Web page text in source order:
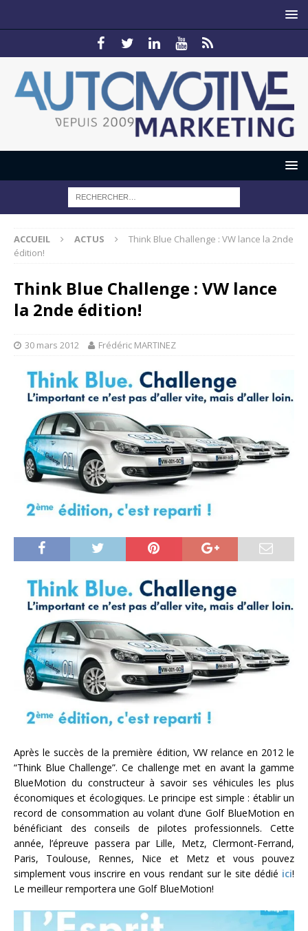
ACCUEIL ACTUS
Think Blue Challenge : VW lance la 2nde
édition!
Think Blue Challenge : VW lance
la 2nde édition!
30 mars 2012 Frédéric MARTINEZ
Après le succès de la première édition, VW relance en 2012 le
“Think Blue Challenge”. Ce challenge met en avant la gamme
BlueMotion du constructeur à savoir ses véhicules les plus
économiques et écologiques. Le principe est simple : établir un
record de consommation au volant d’une Golf BlueMotion en
bénéficiant des conseils de pilotes professionnels. Cette
année, l’épreuve passera par Lille, Metz, Clermont-Ferrand,
Paris, Toulouse, Rennes, Nice et Metz et vous pouvez
simplement vous inscrire en vous rendant sur le site dédié ici!
Le meilleur remportera une Golf BlueMotion!